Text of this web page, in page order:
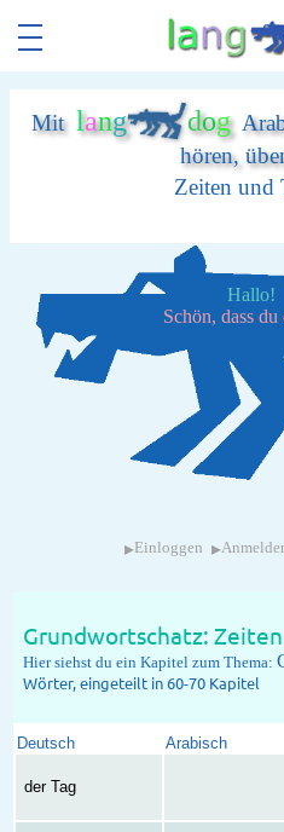
Mit lang dog
hören,
Zeiten und
Hallo!
Schön, dass du
▸ Einloggen ▸
Grundwortschatz:
Hier siehst du ein Kapitel zum Thema:
Wörter, eingeteilt in 60-70 Kapitel
Deutsch Arabisch
der Tag